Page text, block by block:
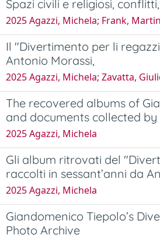
Spazi civili e religiosi,
2025 Agazzi, Michela; Frank,
Il "Divertimento per li
Antonio Morassi,
2025 Agazzi, Michela; Zavatta,
The recovered albums of
and documents collected
2025 Agazzi, Michela
Gli album ritrovati del
raccolti in sessant’anni da
2025 Agazzi, Michela
Giandomenico Tiepolo’s
Photo Archive